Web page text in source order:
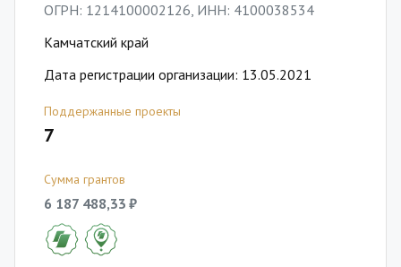
ОГРН: 1214100002126, ИНН: 4100038534
Камчатский край
Дата регистрации организации: 13.05.2021
Поддержанные проекты
7
Сумма грантов
6 187 488,33 ₽